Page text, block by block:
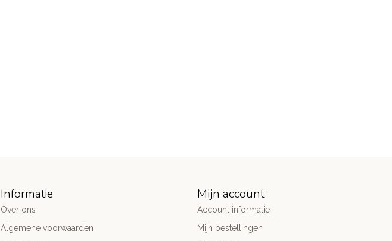
Informatie
Over ons
Algemene voorwaarden
Mijn account
Account informatie
Mijn bestellingen